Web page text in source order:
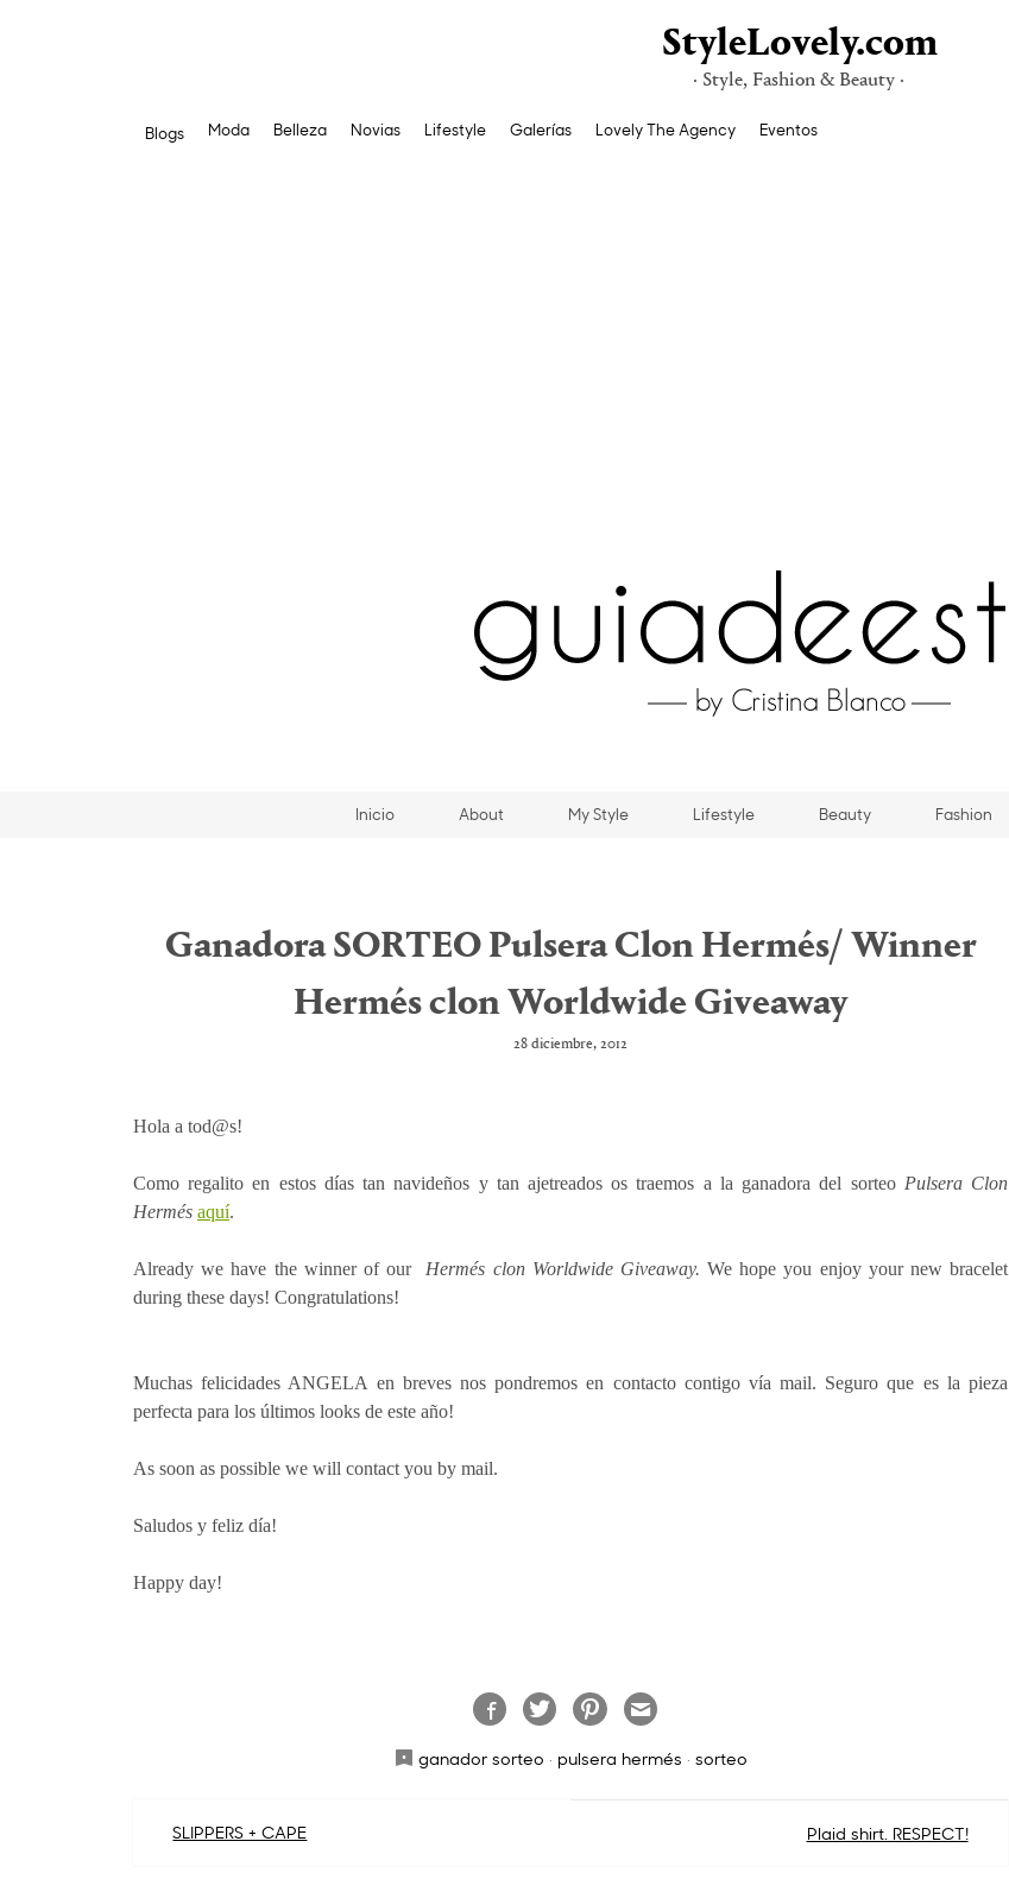
StyleLovely.com
· Style, Fashion & Beauty ·
Blogs Moda Belleza Novias Lifestyle Galerías Lovely The Agency Eventos
Inicio About My Style Lifestyle Beauty Fashion
Ganadora SORTEO Pulsera Clon Hermés/ Winner
Hermés clon Worldwide Giveaway
28 diciembre, 2012
Hola a tod@s!
Como regalito en estos días tan navideños y tan ajetreados os traemos a la ganadora del sorteo Pulsera Clon
Hermés aquí.
Already we have the winner of our Hermés clon Worldwide Giveaway.We hope you enjoy your new bracelet
during these days! Congratulations!
Muchas felicidades ANGELA en breves nos pondremos en contacto contigo vía mail. Seguro que es la pieza
perfecta para los últimos looks de este año!
As soon as possible we will contact you by mail.
Saludos y feliz día!
Happy day!
ganador sorteo · pulsera hermés · sorteo
Navegación
SLIPPERS + CAPE Plaid shirt. RESPECT!